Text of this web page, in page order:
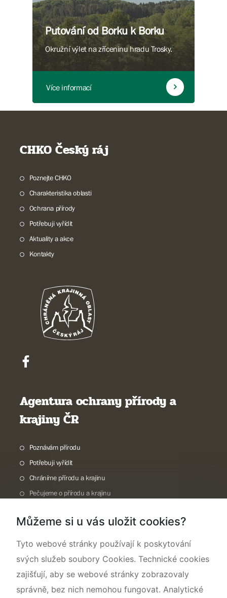
Putování od Borku k Borku
Okružní výlet na zříceninu hradu Trosky.
Více informací
CHKO Český ráj
Poznejte CHKO
Charakteristika oblasti
Ochrana přírody
Potřebuji vyřídit
Aktuality a akce
Kontakty
Agentura ochrany přírody a
krajiny ČR
Poznávám přírodu
Potřebuji vyřídit
Chráníme přírodu a krajinu
Pečujeme o přírodu a krajinu
O nás
Můžeme si u vás uložit cookies?
Tyto webové stránky používají k poskytování
svých služeb soubory Cookies. Technické cookies
zajišťují, aby se webové stránky zobrazovaly
správně, bez nich nemohou fungovat. Analytické